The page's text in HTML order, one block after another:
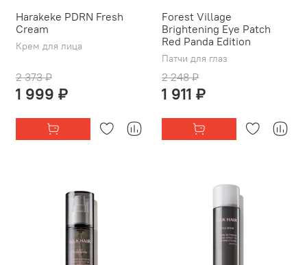
Harakeke PDRN Fresh
Cream
Крем для лица
2 373 ₽
1 999 ₽
Forest Village
Brightening Eye Patch
Red Panda Edition
Патчи для глаз
2 248 ₽
1 911 ₽